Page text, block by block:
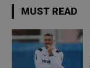
MUST READ